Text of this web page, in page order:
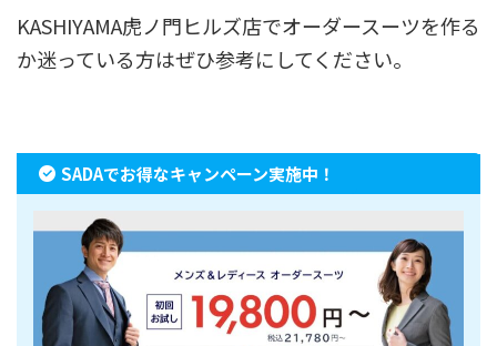
KASHIYAMA虎ノ門ヒルズ店でオーダースーツを作る
か迷っている方はぜひ参考にしてください。
SADAでお得なキャンペーン実施中！